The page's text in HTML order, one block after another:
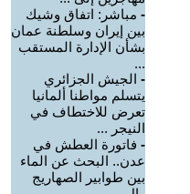
- مباشر: اتفاق وشيك
بين إيران وسلطنة عمان
بشأن الإدارة المستقب
...
- الجيش الجزائري
يتسلم مواطنا ألمانيا
تعرض للاختطاف في
النيجر ...
- فاتورة العطش في
عدن.. البحث عن الماء
بين طوابير الصهاريج